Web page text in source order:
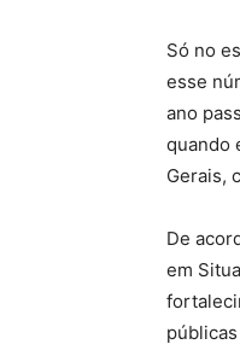
Só no
esse
ano
quando
Gerais,
De
em